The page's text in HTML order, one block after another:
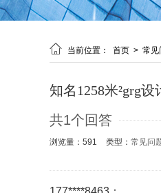
 当前位置： 首页 > 常见
知名1258米²grg
共1个回答
浏览量：591 类型： 常见问